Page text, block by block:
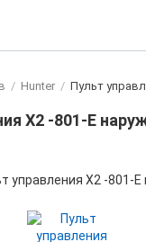
/ Hunter / Пульт
X2 -801-Е